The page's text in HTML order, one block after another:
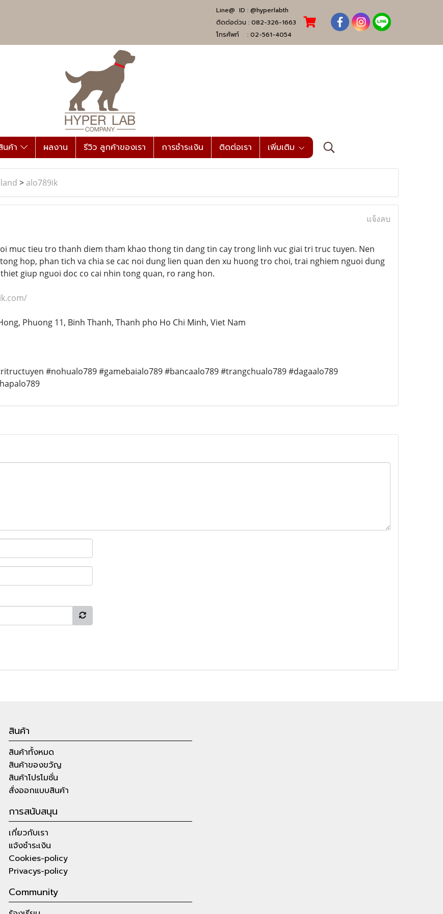
Line@ ID : @hyperlabth
ติดต่อด่วน : 082-326-1663
โทรศัพท์ : 02-561-4054
นค้า ผลงาน รีวิว ลูกค้าของเรา การชำระเงิน ติดต่อเรา เพิ่มเติม
> alo789ik
แจ้งลบ
muc tieu tro thanh diem tham khao thong tin dang tin cay trong linh vuc giai tri truc tuyen. Nen
hop, phan tich va chia se cac noi dung lien quan den xu huong tro choi, trai nghiem nguoi dung
giup nguoi doc co cai nhin tong quan, ro rang hon.
Phuong 11, Binh Thanh, Thanh pho Ho Chi Minh, Viet Nam
#nohualo789 #gamebaialo789 #bancaalo789 #trangchualo789 #dagaalo789
สินค้า
สินค้าทั้งหมด
สินค้าของขวัญ
สินค้าโปรโมชั่น
สั่งออกแบบสินค้า
การสนับสนุน
เกี่ยวกับเรา
แจ้งชำระเงิน
Cookies-policy
Privacys-policy
Community